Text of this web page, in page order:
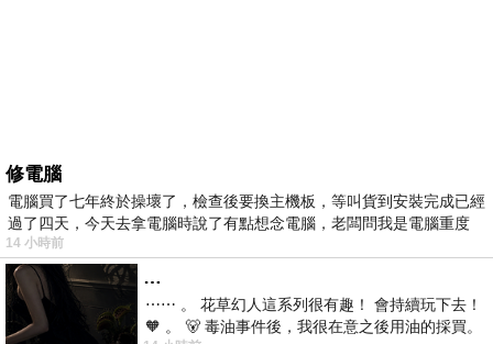
修電腦
電腦買了七年終於操壞了，檢查後要換主機板，等叫貨到安裝完成已經
過了四天，今天去拿電腦時說了有點想念電腦，老闆問我是電腦重度
14 小時前
…
⋯⋯ 。 花草幻人這系列很有趣！ 會持續玩下去！
🧡 。 🐻 毒油事件後，我很在意之後用油的採買。